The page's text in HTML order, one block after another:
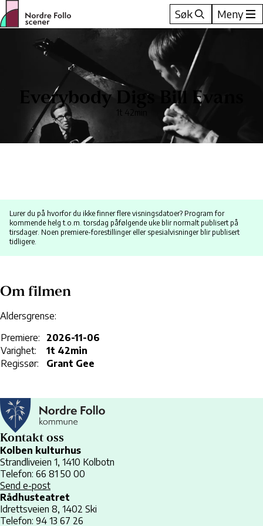
Hopp
til
innhold
Søk Meny
Everybody Digs Bill Evans
1t 42min
Lurer du på hvorfor du ikke finner flere visningsdatoer? Program for
kommende helg t.o.m. torsdag påfølgende uke blir normalt publisert på
tirsdager. Noen premiere-forestillinger eller spesialvisninger blir publisert
tidligere.
Om filmen
Aldersgrense:
Premiere:
2026-11-06
Varighet:
1t 42min
Regissør:
Grant Gee
Kontakt oss
Kolben kulturhus
Strandliveien 1, 1410 Kolbotn
Telefon: 66 81 50 00
Send e-post
Rådhusteatret
Idrettsveien 8, 1402 Ski
Telefon: 94 13 67 26